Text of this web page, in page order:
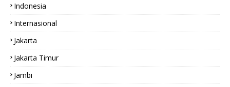
Indonesia
Internasional
Jakarta
Jakarta Timur
Jambi